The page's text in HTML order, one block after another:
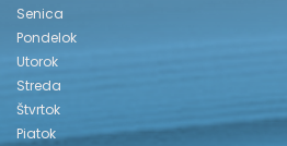
Senica
Pondelok
Utorok
Streda
Štvrtok
Piatok